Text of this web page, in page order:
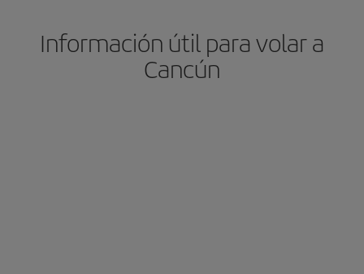
Información útil para volar a
Cancún